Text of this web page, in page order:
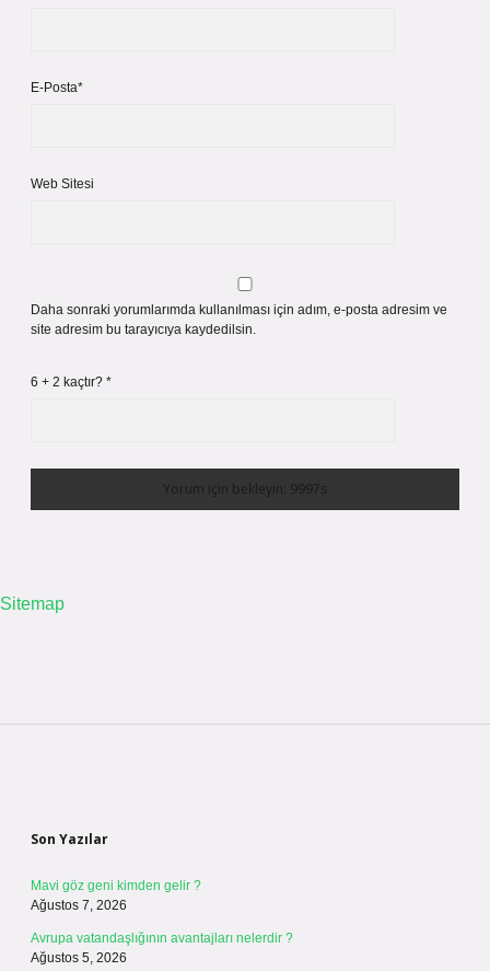
E-Posta*
Web Sitesi
Daha sonraki yorumlarımda kullanılması için adım, e-posta adresim ve
site adresim bu tarayıcıya kaydedilsin.
6 + 2 kaçtır? *
Sitemap
Son Yazılar
Mavi göz geni kimden gelir ?
Ağustos 7, 2026
Avrupa vatandaşlığının avantajları nelerdir ?
Ağustos 5, 2026